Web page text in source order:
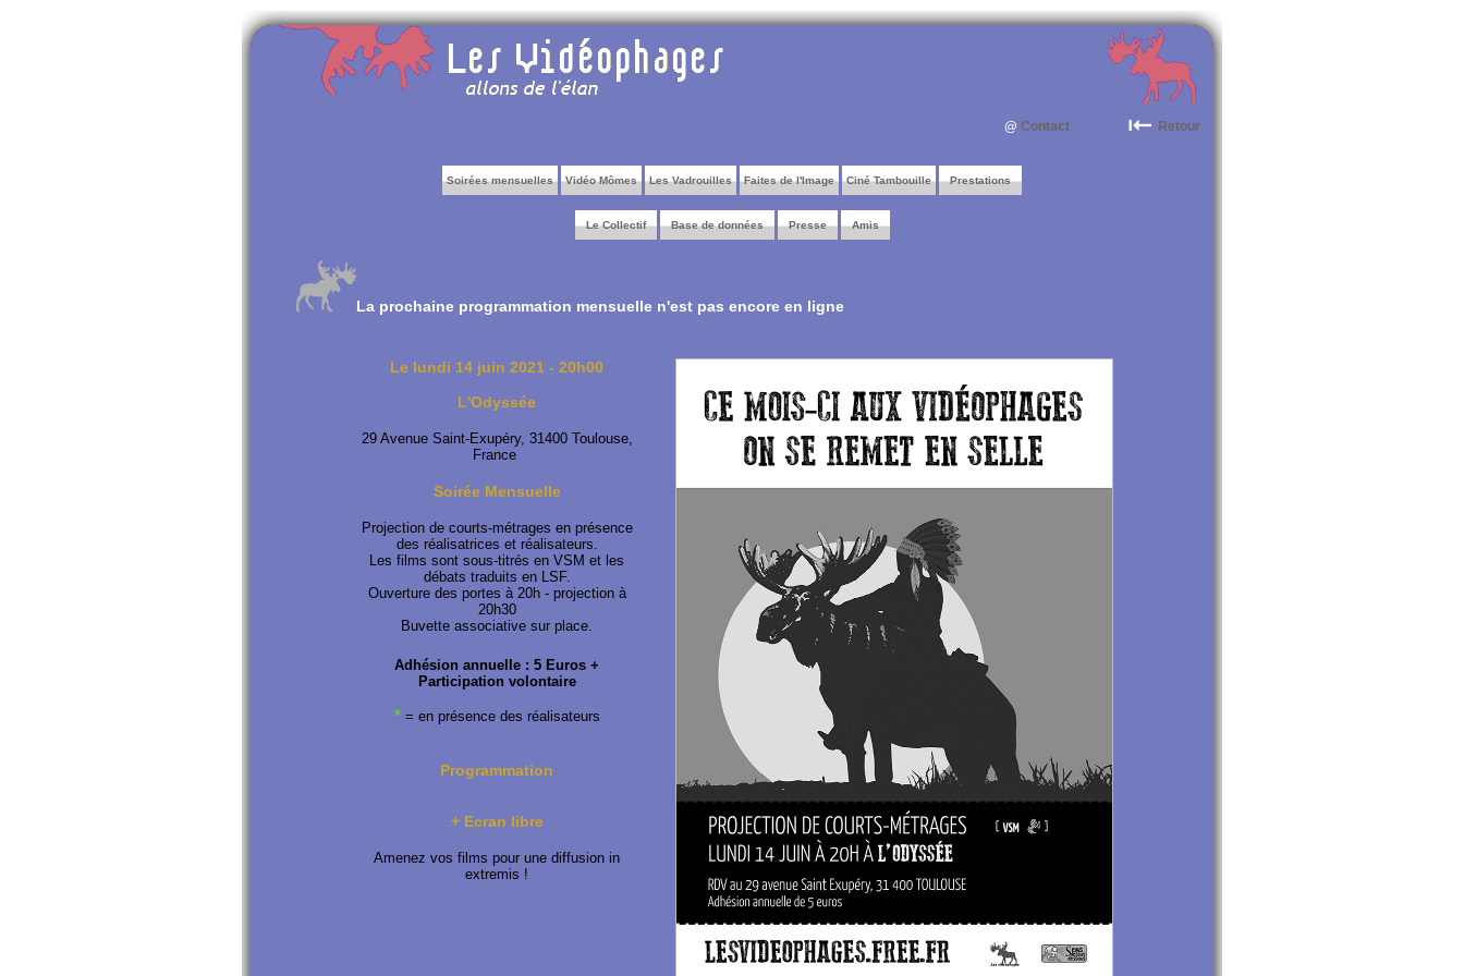
Retour
@ Contact
Soirées mensuelles Vidéo Mômes Les Vadrouilles Faites de l'Image Ciné Tambouille Prestations
Le Collectif Base de données Presse Amis
La prochaine programmation mensuelle n'est pas encore en ligne
Le lundi 14 juin 2021 - 20h00
L'Odyssée
29 Avenue Saint-Exupéry, 31400 Toulouse,
France
Soirée Mensuelle
Projection de courts-métrages en présence
des réalisatrices et réalisateurs.
Les films sont sous-titrés en VSM et les
débats traduits en LSF.
Ouverture des portes à 20h - projection à
20h30
Buvette associative sur place.
Adhésion annuelle : 5 Euros +
Participation volontaire
*= en présence des réalisateurs
Programmation
+ Ecran libre
Amenez vos films pour une diffusion in
extremis !